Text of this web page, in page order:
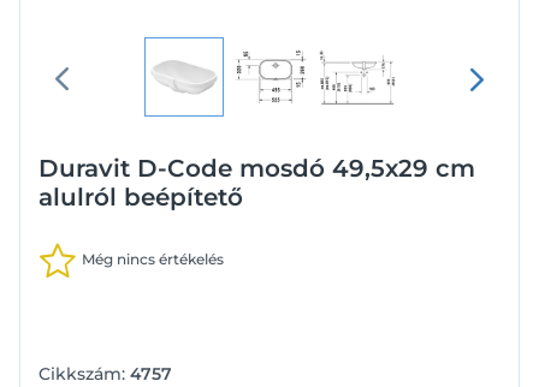
Duravit D-Code mosdó 49,5x29 cm
alulról beépítető
Még nincs értékelés
Cikkszám: 4757